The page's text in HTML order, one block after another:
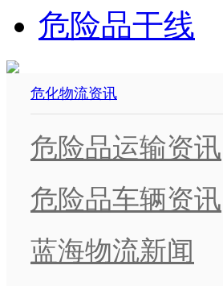
危险品干线
危化物流资讯
危险品运输资讯
危险品车辆资讯
蓝海物流新闻